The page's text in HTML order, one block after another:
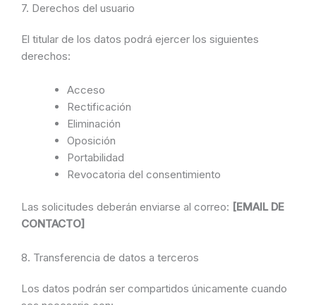
7. Derechos del usuario
El titular de los datos podrá ejercer los siguientes
derechos:
Acceso
Rectificación
Eliminación
Oposición
Portabilidad
Revocatoria del consentimiento
Las solicitudes deberán enviarse al correo: [EMAIL DE
CONTACTO]
8. Transferencia de datos a terceros
Los datos podrán ser compartidos únicamente cuando